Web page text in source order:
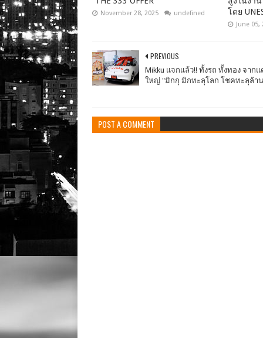
November 28, 2025 undefined
โดย
June 05,
PREVIOUS
Mikku แจกแล้ว!! ทั้งรถ ทั้งทอง จาก
ใหญ่ "มิกกุ มิกทะลุโลก โชคทะลุล้า
POST A COMMENT